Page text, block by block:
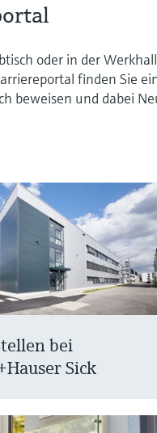
oder in der
finden Sie
beweisen und dabei
bei
Sick